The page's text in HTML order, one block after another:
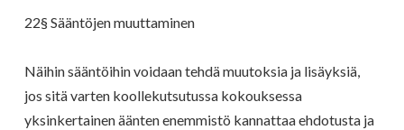
22§ Sääntöjen muuttaminen
Näihin sääntöihin voidaan tehdä muutoksia ja lisäyksiä,
jos sitä varten koollekutsutussa kokouksessa
yksinkertainen äänten enemmistö kannattaa ehdotusta ja